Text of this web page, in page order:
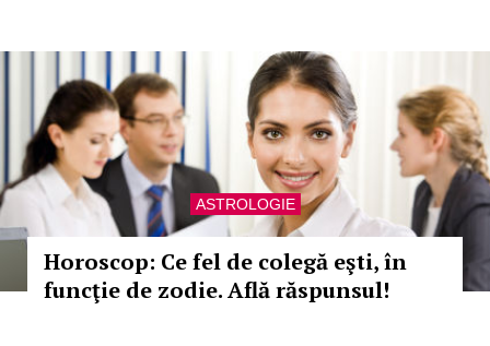
ASTROLOGIE
Horoscop: Ce fel de colegă eşti, în
funcţie de zodie. Află răspunsul!